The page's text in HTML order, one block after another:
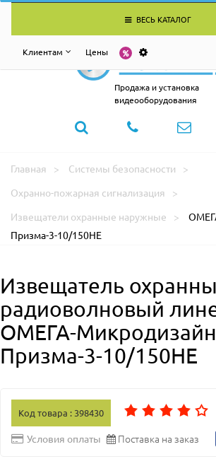
ВЕСЬ КАТАЛОГ
Клиентам Цены
Продажа и установка
видеооборудования
Главная
Системы безопасности
Охранно-пожарная сигнализация
Извещатели охранные наружные
Призма-3-10/150НЕ
Извещатель
радиоволновый
ОМЕГА-Микродизайн
Призма-3-10/150НЕ
Код товара : 398430
Условия оплаты Поставка на заказ